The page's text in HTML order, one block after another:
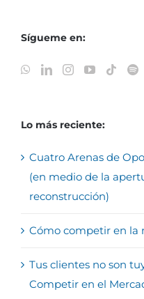
Sígueme en:
Lo más reciente:
Cuatro Arenas de
(en medio de la
reconstrucción)
Cómo competir en la
Tus clientes no son
Competir en el